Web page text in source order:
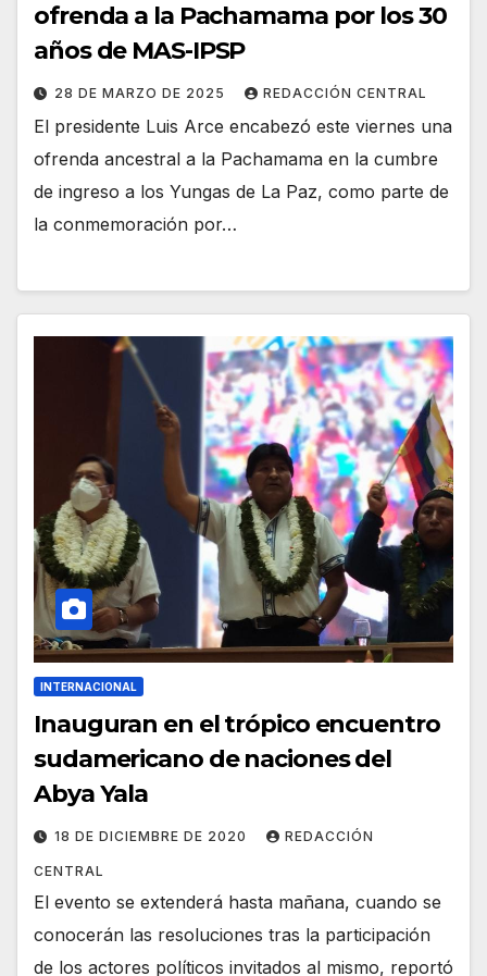
ofrenda a la Pachamama por los 30
años de MAS-IPSP
28 DE MARZO DE 2025 REDACCIÓN CENTRAL
El presidente Luis Arce encabezó este viernes una
ofrenda ancestral a la Pachamama en la cumbre
de ingreso a los Yungas de La Paz, como parte de
la conmemoración por…
INTERNACIONAL
Inauguran en el trópico encuentro
sudamericano de naciones del
Abya Yala
18 DE DICIEMBRE DE 2020 REDACCIÓN
CENTRAL
El evento se extenderá hasta mañana, cuando se
conocerán las resoluciones tras la participación
de los actores políticos invitados al mismo, reportó